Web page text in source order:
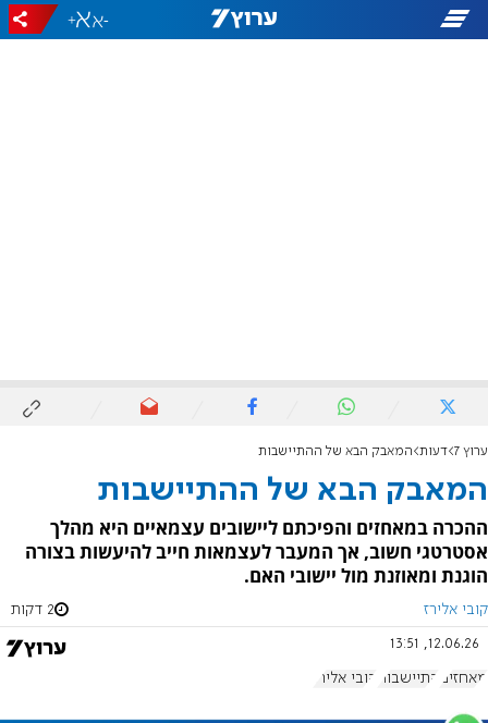
-
+
ערוץ 7 דעות המאבק הבא של ההתיישבות
המאבק הבא של ההתיישבות
ההכרה במאחזים והפיכתם ליישובים עצמאיים היא מהלך
אסטרטגי חשוב, אך המעבר לעצמאות חייב להיעשות בצורה
הוגנת ומאוזנת מול יישובי האם.
קובי אלירז 2 דקות
12.06.26, 13:51
מאחזים התיישבות קובי אלירז